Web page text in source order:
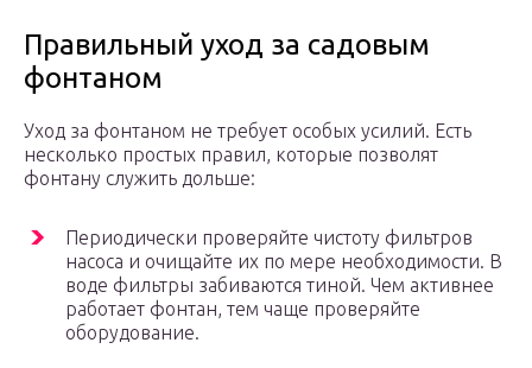
Правильный уход за садовым
фонтаном
Уход за фонтаном не требует особых усилий. Есть
несколько простых правил, которые позволят
фонтану служить дольше:
Периодически проверяйте чистоту фильтров
насоса и очищайте их по мере необходимости. В
воде фильтры забиваются тиной. Чем активнее
работает фонтан, тем чаще проверяйте
оборудование.